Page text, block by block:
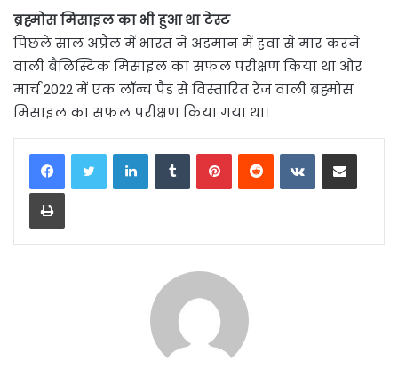
ब्रह्मोस मिसाइल का भी हुआ था टेस्ट
पिछले साल अप्रैल में भारत ने अंडमान में हवा से मार करने
वाली बैलिस्टिक मिसाइल का सफल परीक्षण किया था और
मार्च 2022 में एक लॉन्च पैड से विस्तारित रेंज वाली ब्रह्मोस
मिसाइल का सफल परीक्षण किया गया था।
LinkedInTumblrPinterestReddit VKontakteShare via Email
Print